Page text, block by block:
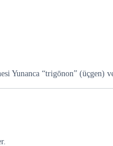
Yunanca “trigōnon” (üçgen)